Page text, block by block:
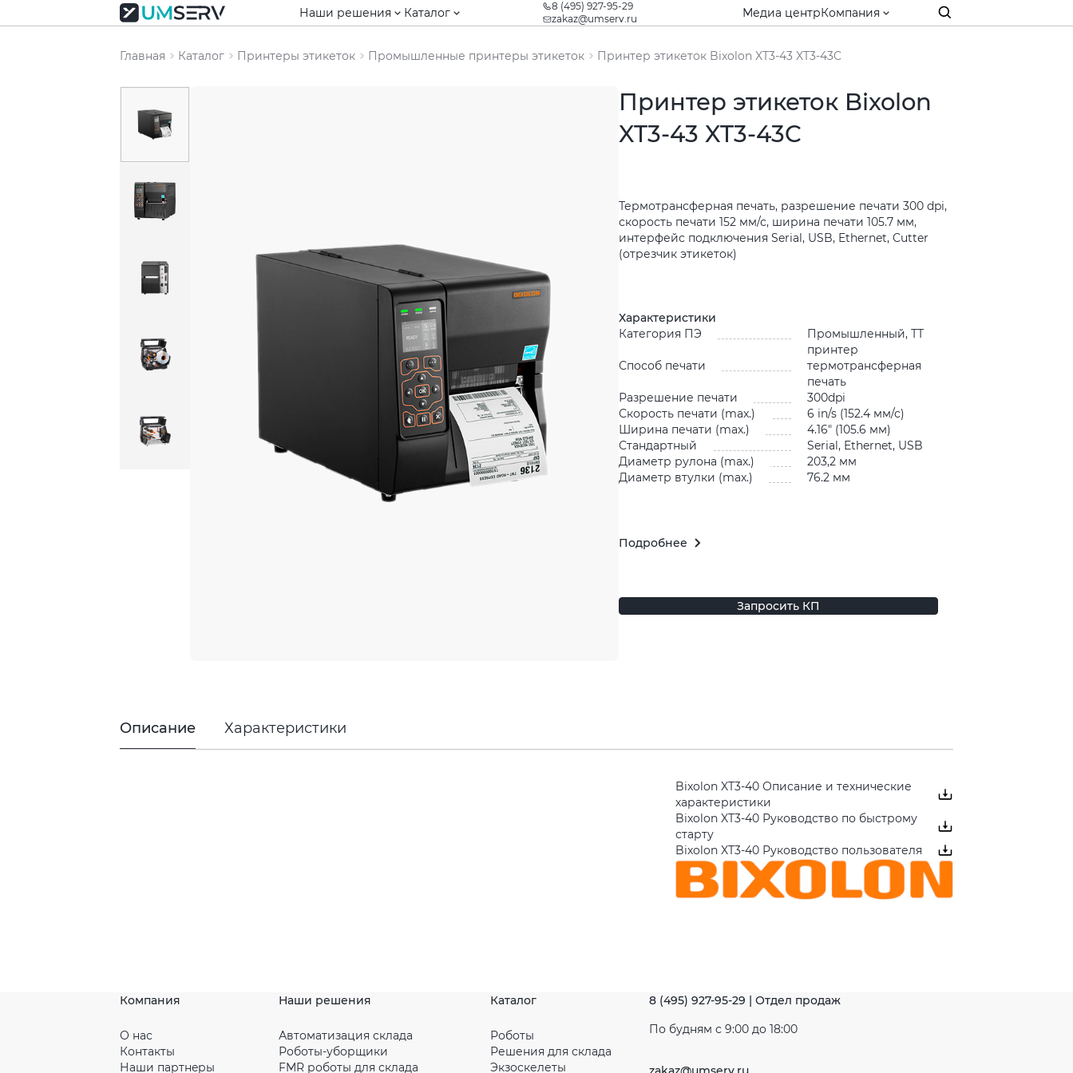
Наши решения Каталог
8 (495) 927-95-29
zakaz@umserv.ru
Медиа центрКомпания
Главная Каталог Принтеры этикеток Промышленные принтеры этикеток Принтер этикеток Bixolon XT3-43 XT3-43C
Принтер этикеток Bixolon
XT3-43 XT3-43C
Термотрансферная печать, разрешение печати 300 dpi,
скорость печати 152 мм/с, ширина печати 105.7 мм,
интерфейс подключения Serial, USB, Ethernet, Cutter
(отрезчик этикеток)
Характеристики
Категория ПЭ
Промышленный, ТТ
принтер
Способ печати
термотрансферная
печать
Разрешение печати
300dpi
Скорость печати (max.)
6 in/s (152.4 мм/с)
Ширина печати (max.)
4.16″ (105.6 мм)
Стандартный
Serial, Ethernet, USB
Диаметр рулона (max.)
203,2 мм
Диаметр втулки (max.)
76.2 мм
Подробнее
Запросить КП
Описание Характеристики
Bixolon XT3-40 Описание и технические
характеристики
Bixolon XT3-40 Руководство по быстрому
старту
Bixolon XT3-40 Руководство пользователя
Компания
О нас
Контакты
Наши партнeры
Наши решения
Автоматизация склада
Роботы-уборщики
FMR роботы для склада
Каталог
Роботы
Решения для склада
Экзоскелеты
8 (495) 927-95-29 | Отдел продаж
По будням с 9:00 до 18:00